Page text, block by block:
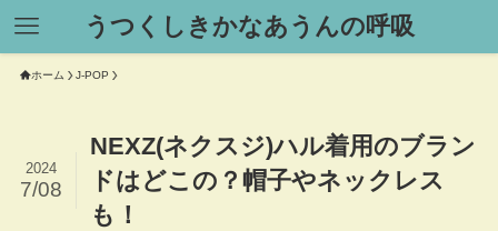
うつくしきかなあうんの呼吸
ホーム J-POP
NEXZ(ネクスジ)ハル着用のブラン
ドはどこの？帽子やネックレス
も！
2024
7/08